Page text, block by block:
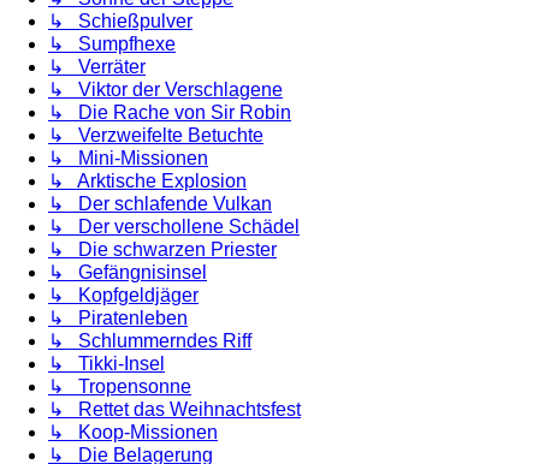
↳ Schießpulver
↳ Sumpfhexe
↳ Verräter
↳ Viktor der Verschlagene
↳ Die Rache von Sir Robin
↳ Verzweifelte Betuchte
↳ Mini-Missionen
↳ Arktische Explosion
↳ Der schlafende Vulkan
↳ Der verschollene Schädel
↳ Die schwarzen Priester
↳ Gefängnisinsel
↳ Kopfgeldjäger
↳ Piratenleben
↳ Schlummerndes Riff
↳ Tikki-Insel
↳ Tropensonne
↳ Rettet das Weihnachtsfest
↳ Koop-Missionen
↳ Die Belagerung